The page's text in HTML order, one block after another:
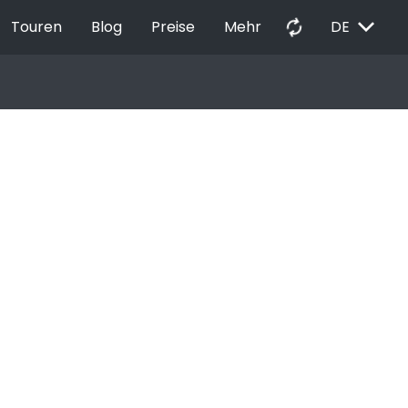
Touren Blog Preise Mehr autorenew DE EXPAND_MORE